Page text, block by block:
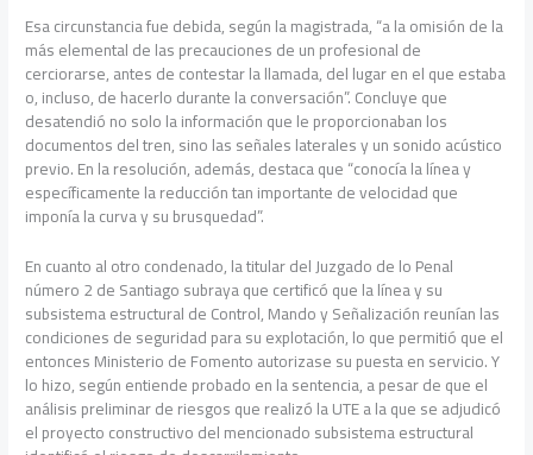
Esa circunstancia fue debida, según la magistrada, “a la omisión de la
más elemental de las precauciones de un profesional de
cerciorarse, antes de contestar la llamada, del lugar en el que estaba
o, incluso, de hacerlo durante la conversación”. Concluye que
desatendió no solo la información que le proporcionaban los
documentos del tren, sino las señales laterales y un sonido acústico
previo. En la resolución, además, destaca que “conocía la línea y
específicamente la reducción tan importante de velocidad que
imponía la curva y su brusquedad”.
En cuanto al otro condenado, la titular del Juzgado de lo Penal
número 2 de Santiago subraya que certificó que la línea y su
subsistema estructural de Control, Mando y Señalización reunían las
condiciones de seguridad para su explotación, lo que permitió que el
entonces Ministerio de Fomento autorizase su puesta en servicio. Y
lo hizo, según entiende probado en la sentencia, a pesar de que el
análisis preliminar de riesgos que realizó la UTE a la que se adjudicó
el proyecto constructivo del mencionado subsistema estructural